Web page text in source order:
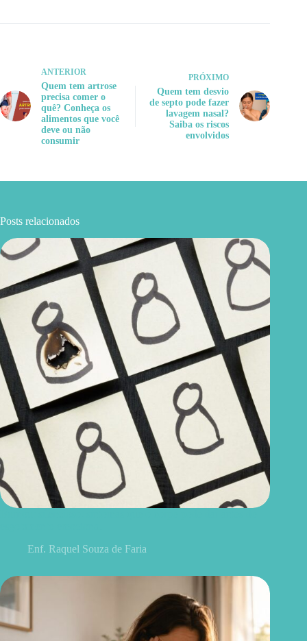
ANTERIOR
Quem tem artrose
precisa comer o
quê? Conheça os
alimentos que você
deve ou não
consumir
PRÓXIMO
Quem tem desvio
de septo pode fazer
lavagem nasal?
Saiba os riscos
envolvidos
Posts relacionados
Enf. Raquel Souza de Faria